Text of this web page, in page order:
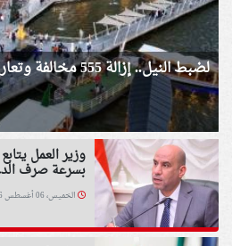
لضبط النيل.. إزالة 555 مخالفة وتعارضًا مع ممشى أهل مصر
وزير العمل
بسرعة صرف
الخميس، 06 أغسطس 2026 08:20 م